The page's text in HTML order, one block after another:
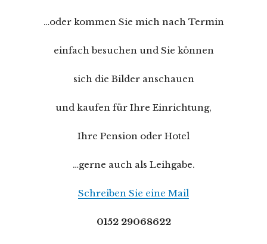
…oder kommen Sie mich nach Termin
einfach besuchen und Sie können
sich die Bilder anschauen
und kaufen für Ihre Einrichtung,
Ihre Pension oder Hotel
…gerne auch als Leihgabe.
Schreiben Sie eine Mail
0152 29068622